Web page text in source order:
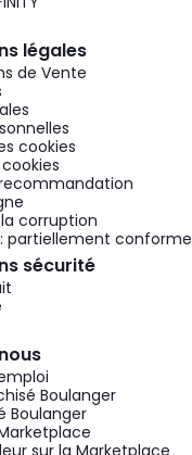
légales
de Vente
cookies
corruption
partiellement conforme
sécurité
Boulanger
Boulanger
sur la Marketplace